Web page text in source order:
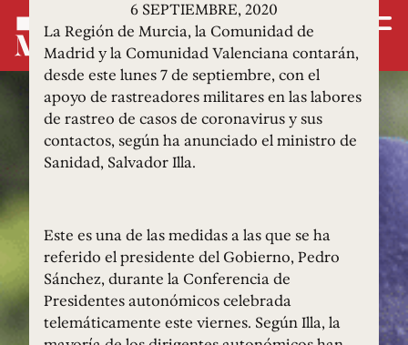
6 SEPTIEMBRE, 2020
La Región de Murcia, la Comunidad de
Madrid y la Comunidad Valenciana contarán,
desde este lunes 7 de septiembre, con el
apoyo de rastreadores militares en las labores
de rastreo de casos de coronavirus y sus
contactos, según ha anunciado el ministro de
Sanidad, Salvador Illa.
Este es una de las medidas a las que se ha
referido el presidente del Gobierno, Pedro
Sánchez, durante la Conferencia de
Presidentes autonómicos celebrada
telemáticamente este viernes. Según Illa, la